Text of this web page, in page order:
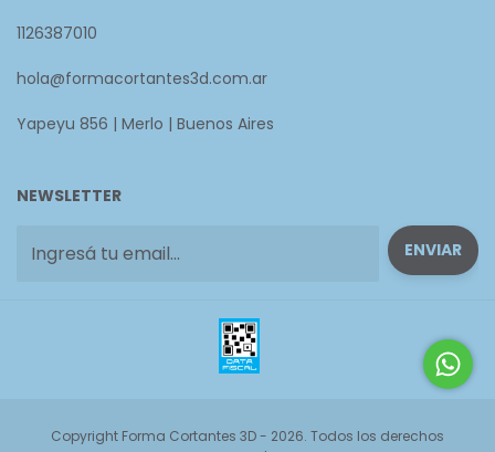
1126387010
hola@formacortantes3d.com.ar
Yapeyu 856 | Merlo | Buenos Aires
NEWSLETTER
Copyright Forma Cortantes 3D - 2026. Todos los derechos